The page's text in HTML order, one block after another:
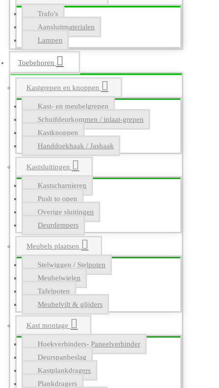
Trafo's
Aansluitmaterialen
Lampen
Toebehoren
Kastgrepen en knoppen
Kast- en meubelgrepen
Schuifdeurkommen / inlaat-grepen
Kastknoppen
Handdoekhaak / Jashaak
Kastsluitingen
Kastscharnieren
Push to open
Overige sluitingen
Deurdempers
Meubels plaatsen
Stelwiggen / Stelpoten
Meubelwielen
Tafelpoten
Meubelvilt & glijders
Kast montage
Hoekverbinders- Paneelverbinder
Deurspanbeslag
Kastplankdragers
Plankdragers